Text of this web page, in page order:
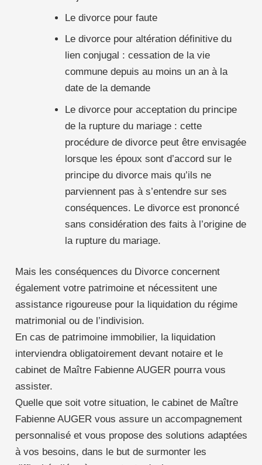
Le divorce pour faute
Le divorce pour altération définitive du
lien conjugal : cessation de la vie
commune depuis au moins un an à la
date de la demande
Le divorce pour acceptation du principe
de la rupture du mariage : cette
procédure de divorce peut être envisagée
lorsque les époux sont d’accord sur le
principe du divorce mais qu’ils ne
parviennent pas à s’entendre sur ses
conséquences. Le divorce est prononcé
sans considération des faits à l’origine de
la rupture du mariage.
Mais les conséquences du Divorce concernent
également votre patrimoine et nécessitent une
assistance rigoureuse pour la liquidation du régime
matrimonial ou de l’indivision.
En cas de patrimoine immobilier, la liquidation
interviendra obligatoirement devant notaire et le
cabinet de Maître Fabienne AUGER pourra vous
assister.
Quelle que soit votre situation, le cabinet de Maître
Fabienne AUGER vous assure un accompagnement
personnalisé et vous propose des solutions adaptées
à vos besoins, dans le but de surmonter les